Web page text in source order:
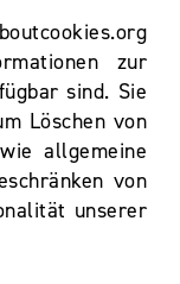
zur
sind. Sie
Löschen von
allgemeine
von
unserer